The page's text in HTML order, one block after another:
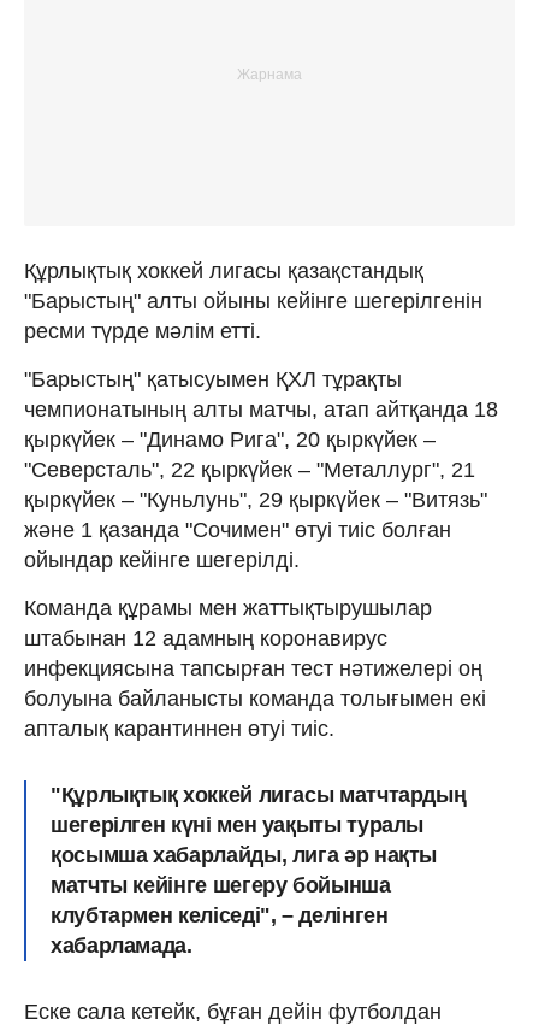
Құрлықтық хоккей лигасы қазақстандық
"Барыстың" алты ойыны кейінге шегерілгенін
ресми түрде мәлім етті.
"Барыстың" қатысуымен ҚХЛ тұрақты
чемпионатының алты матчы, атап айтқанда 18
қыркүйек – "Динамо Рига", 20 қыркүйек –
"Северсталь", 22 қыркүйек – "Металлург", 21
қыркүйек – "Куньлунь", 29 қыркүйек – "Витязь"
және 1 қазанда "Сочимен" өтуі тиіс болған
ойындар кейінге шегерілді.
Команда құрамы мен жаттықтырушылар
штабынан 12 адамның коронавирус
инфекциясына тапсырған тест нәтижелері оң
болуына байланысты команда толығымен екі
апталық карантиннен өтуі тиіс.
"Құрлықтық хоккей лигасы матчтардың
шегерілген күні мен уақыты туралы
қосымша хабарлайды, лига әр нақты
матчты кейінге шегеру бойынша
клубтармен келіседі", – делінген
хабарламада.
Еске сала кетейк, бұған дейін футболдан